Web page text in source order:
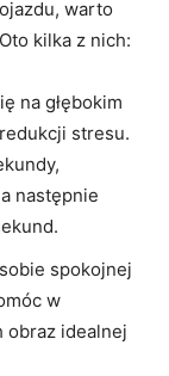
warto
kilka z nich:
na głębokim
stresu.
następnie
⁢spokojnej
w
obraz idealnej